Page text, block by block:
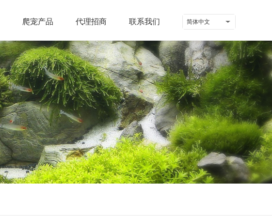
爬宠产品 代理招商 联系我们 简体中文